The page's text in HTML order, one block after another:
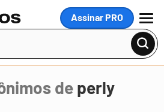
Assinar PRO
MENU
de perly